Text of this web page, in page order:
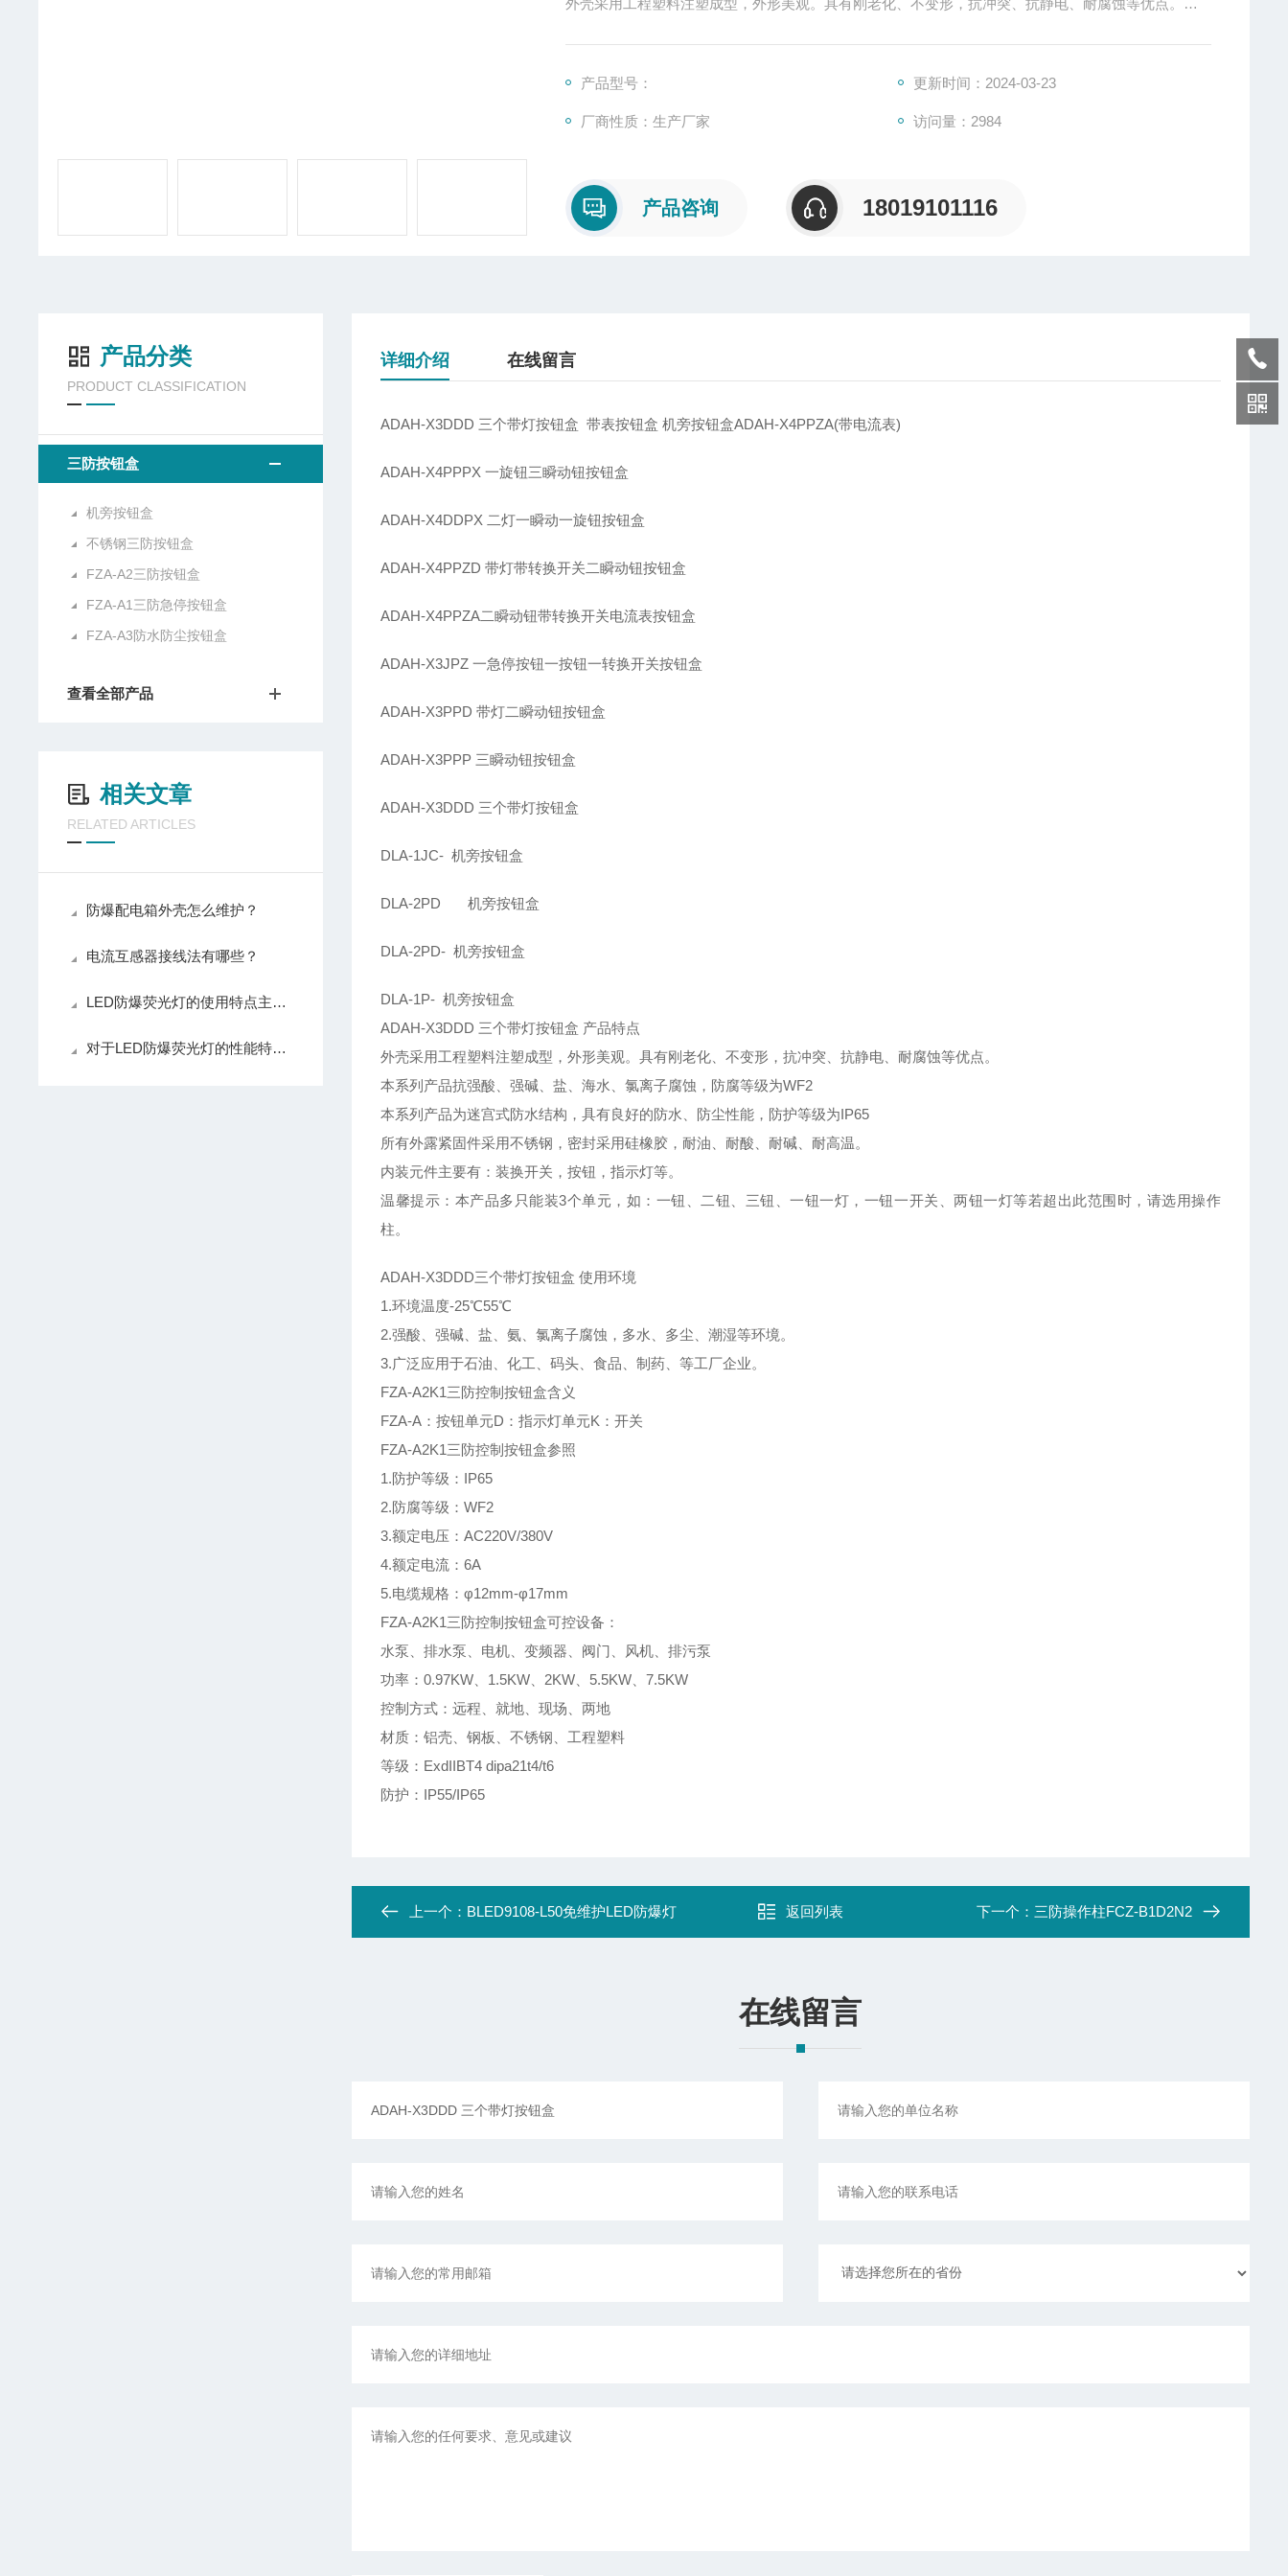
外壳采用工程塑料注塑成型，外形美观。具有刚老化、不变形，抗冲突、抗静电、耐腐蚀等优点。
所有外露紧固件采用不锈钢，密封采用硅橡胶，耐油、耐酸、耐碱、耐高温。
产品型号： 更新时间：2024-03-23
厂商性质：生产厂家 访问量：2984
产品咨询 18019101116
产品分类
PRODUCT CLASSIFICATION
三防按钮盒
机旁按钮盒
不锈钢三防按钮盒
FZA-A2三防按钮盒
FZA-A1三防急停按钮盒
FZA-A3防水防尘按钮盒
查看全部产品
相关文章
RELATED ARTICLES
防爆配电箱外壳怎么维护？
电流互感器接线法有哪些？
LED防爆荧光灯的使用特点主要体现在哪些方面
对于LED防爆荧光灯的性能特点做一个简单介绍
详细介绍 在线留言
ADAH-X3DDD 三个带灯按钮盒 带表按钮盒 机旁按钮盒ADAH-X4PPZA(带电流表)
ADAH-X4PPPX 一旋钮三瞬动钮按钮盒
ADAH-X4DDPX 二灯一瞬动一旋钮按钮盒
ADAH-X4PPZD 带灯带转换开关二瞬动钮按钮盒
ADAH-X4PPZA二瞬动钮带转换开关电流表按钮盒
ADAH-X3JPZ 一急停按钮一按钮一转换开关按钮盒
ADAH-X3PPD 带灯二瞬动钮按钮盒
ADAH-X3PPP 三瞬动钮按钮盒
ADAH-X3DDD 三个带灯按钮盒
DLA-1JC- 机旁按钮盒
DLA-2PD 机旁按钮盒
DLA-2PD- 机旁按钮盒
DLA-1P- 机旁按钮盒
ADAH-X3DDD 三个带灯按钮盒 产品特点
外壳采用工程塑料注塑成型，外形美观。具有刚老化、不变形，抗冲突、抗静电、耐腐蚀等优点。
本系列产品抗强酸、强碱、盐、海水、氯离子腐蚀，防腐等级为WF2
本系列产品为迷宫式防水结构，具有良好的防水、防尘性能，防护等级为IP65
所有外露紧固件采用不锈钢，密封采用硅橡胶，耐油、耐酸、耐碱、耐高温。
内装元件主要有：装换开关，按钮，指示灯等。
温馨提示：本产品多只能装3个单元，如：一钮、二钮、三钮、一钮一灯，一钮一开关、两钮一灯等若超出此范围时，请选用操作
柱。
ADAH-X3DDD三个带灯按钮盒 使用环境
1.环境温度-25℃55℃
2.强酸、强碱、盐、氨、氯离子腐蚀，多水、多尘、潮湿等环境。
3.广泛应用于石油、化工、码头、食品、制药、等工厂企业。
FZA-A2K1三防控制按钮盒含义
FZA-A：按钮单元D：指示灯单元K：开关
FZA-A2K1三防控制按钮盒参照
1.防护等级：IP65
2.防腐等级：WF2
3.额定电压：AC220V/380V
4.额定电流：6A
5.电缆规格：φ12mm-φ17mm
FZA-A2K1三防控制按钮盒可控设备：
水泵、排水泵、电机、变频器、阀门、风机、排污泵
功率：0.97KW、1.5KW、2KW、5.5KW、7.5KW
控制方式：远程、就地、现场、两地
材质：铝壳、钢板、不锈钢、工程塑料
等级：ExdIIBT4 dipa21t4/t6
防护：IP55/IP65
上一个： BLED9108-L50免维护LED防爆灯 返回列表 下一个： 三防操作柱FCZ-B1D2N2
在线留言